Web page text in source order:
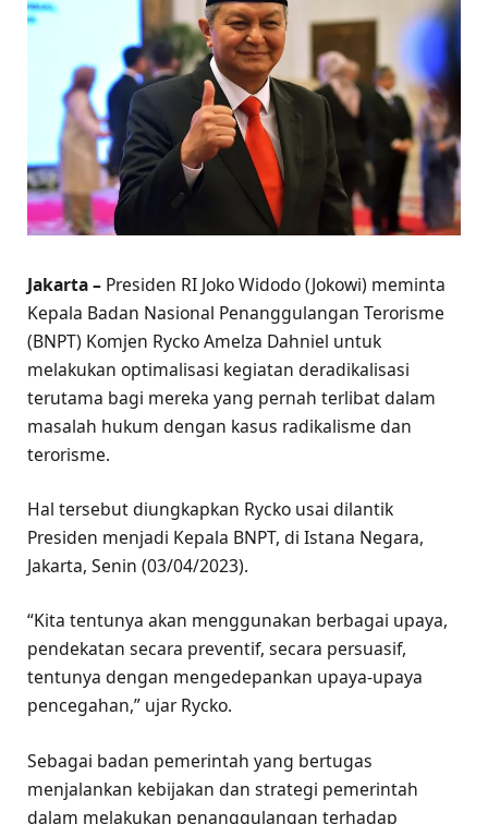
Jakarta – Presiden RI Joko Widodo (Jokowi) meminta
Kepala Badan Nasional Penanggulangan Terorisme
(BNPT) Komjen Rycko Amelza Dahniel untuk
melakukan optimalisasi kegiatan deradikalisasi
terutama bagi mereka yang pernah terlibat dalam
masalah hukum dengan kasus radikalisme dan
terorisme.
Hal tersebut diungkapkan Rycko usai dilantik
Presiden menjadi Kepala BNPT, di Istana Negara,
Jakarta, Senin (03/04/2023).
“Kita tentunya akan menggunakan berbagai upaya,
pendekatan secara preventif, secara persuasif,
tentunya dengan mengedepankan upaya-upaya
pencegahan,” ujar Rycko.
Sebagai badan pemerintah yang bertugas
menjalankan kebijakan dan strategi pemerintah
dalam melakukan penanggulangan terhadap